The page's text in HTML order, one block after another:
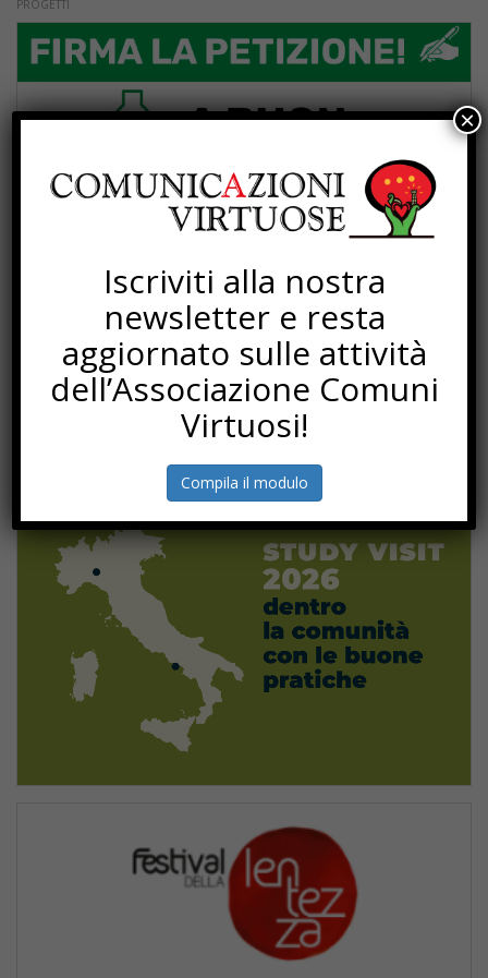
PROGETTI
Iscriviti alla nostra
newsletter e resta
aggiornato sulle attività
dell’Associazione Comuni
Virtuosi!
Compila il modulo
×